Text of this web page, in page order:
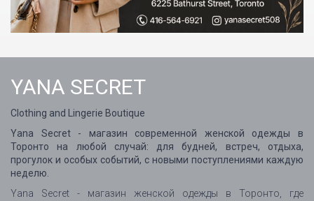
YANA SECRET
Clothing and Lingerie Boutique
Yana Secret - магазин современной женской одежды в
Торонто на любой случай: для будней, встреч, отдыха,
прогулок и особых событий, с новыми поступлениями каждую
неделю.
Yana Secret - магазин женской одежды в Торонто, где